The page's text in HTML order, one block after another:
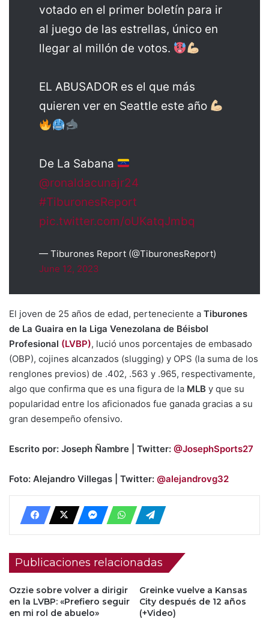
votado en el primer boletín para ir
al juego de las estrellas, único en
llegar al millón de votos.
EL ABUSADOR es el que más
quieren ver en Seattle este año
De La Sabana
@ronaldacunajr24
#TiburonesReport
pic.twitter.com/oUKatqJmbq
— Tiburones Report (@TiburonesReport)
June 12, 2023
El joven de 25 años de edad, perteneciente a Tiburones
de La Guaira en la Liga Venezolana de Béisbol
Profesional (LVBP), lució unos porcentajes de embasado
(OBP), cojines alcanzados (slugging) y OPS (la suma de los
renglones previos) de .402, .563 y .965, respectivamente,
algo que confirma que es una figura de la MLB y que su
popularidad entre los aficionados fue ganada gracias a su
gran desempeño ofensivo.
Escrito por: Joseph Ñambre | Twitter: @JosephSports27
Foto: Alejandro Villegas | Twitter: @alejandrovg32
Publicaciones relacionadas
Ozzie sobre volver a dirigir
en la LVBP: «Prefiero seguir
en mi rol de abuelo»
Greinke vuelve a Kansas
City después de 12 años
(+Video)